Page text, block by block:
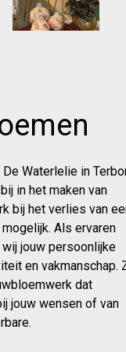
Waterlelie in
in het maken van
bij het verlies van
Als ervaren
jouw persoonlijke
en vakmanschap.
dat
jouw wensen of van